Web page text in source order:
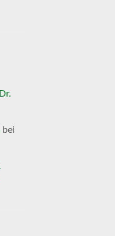
Dr.
bei